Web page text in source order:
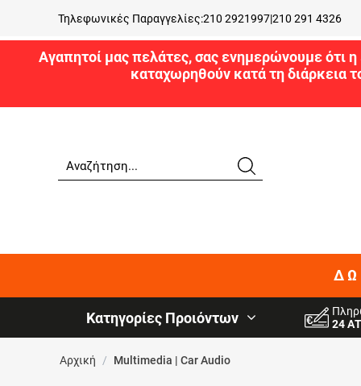
Τηλεφωνικές Παραγγελίες:210 2921997|210 291 4326
Αγαπητοί μας πελάτες, σας ενημερώνουμε ότι
καταχωρηθούν κατά τη διάρκεια
Κατηγορίες Προιόντων
24
Αρχική / Multimedia | Car Audio